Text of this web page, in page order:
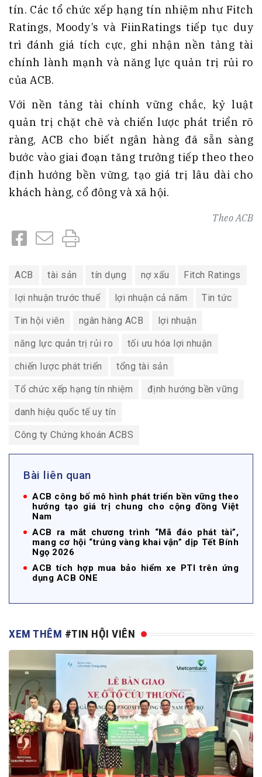
tín. Các tổ chức xếp hạng tín nhiệm như Fitch
Ratings, Moody’s và FiinRatings tiếp tục duy
trì đánh giá tích cực, ghi nhận nền tảng tài
chính lành mạnh và năng lực quản trị rủi ro
của ACB.
Với nền tảng tài chính vững chắc, kỷ luật
quản trị chặt chẽ và chiến lược phát triển rõ
ràng, ACB cho biết ngân hàng đã sẵn sàng
bước vào giai đoạn tăng trưởng tiếp theo theo
định hướng bền vững, tạo giá trị lâu dài cho
khách hàng, cổ đông và xã hội.
TheoACB
ACB tài sản tín dụng nợ xấu Fitch Ratings
lợi nhuận trước thuế lợi nhuận cả năm Tin tức
Tin hội viên ngân hàng ACB lợi nhuận
năng lực quản trị rủi ro tối ưu hóa lợi nhuận
chiến lược phát triển tổng tài sản
Tổ chức xếp hạng tín nhiệm định hướng bền vững
danh hiệu quốc tế uy tín
Công ty Chứng khoán ACBS
Bài liên quan
ACB công bố mô hình phát triển bền vững theo
hướng tạo giá trị chung cho cộng đồng Việt
Nam
ACB ra mắt chương trình “Mã đáo phát tài”,
mang cơ hội “trúng vàng khai vận” dịp Tết Bính
Ngọ 2026
ACB tích hợp mua bảo hiểm xe PTI trên ứng
dụng ACB ONE
XEM THÊM #TIN HỘI VIÊN